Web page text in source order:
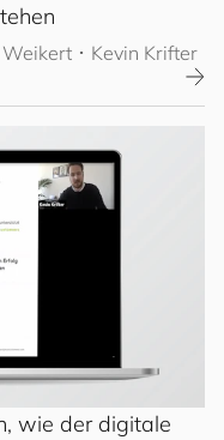
･ Kevin Krifter
wie der digitale